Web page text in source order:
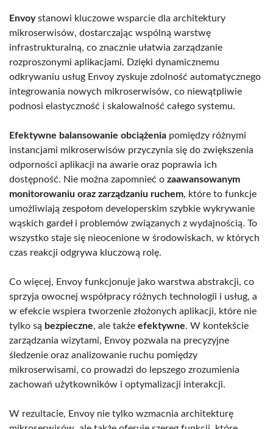
Envoystanowi kluczowe wsparcie dla architektury
mikroserwisów, dostarczając wspólną warstwę
infrastrukturalną, co znacznie ułatwia zarządzanie
rozproszonymi aplikacjami. Dzięki dynamicznemu
odkrywaniu usług Envoy zyskuje zdolność automatycznego
integrowania nowych mikroserwisów, co niewątpliwie
podnosi elastyczność i skalowalność całego systemu.
Efektywne balansowanie obciążenia pomiędzy różnymi
instancjami mikroserwisów przyczynia się do zwiększenia
odporności aplikacji na awarie oraz poprawia ich
dostępność. Nie można zapomnieć o zaawansowanym
monitorowaniu oraz zarządzaniu ruchem, które to funkcje
umożliwiają zespołom developerskim szybkie wykrywanie
wąskich gardeł i problemów związanych z wydajnością. To
wszystko staje się nieocenione w środowiskach, w których
czas reakcji odgrywa kluczową rolę.
Co więcej, Envoy funkcjonuje jako warstwa abstrakcji, co
sprzyja owocnej współpracy różnych technologii i usług, a
w efekcie wspiera tworzenie złożonych aplikacji, które nie
tylko są bezpieczne, ale także efektywne. W kontekście
zarządzania wizytami, Envoy pozwala na precyzyjne
śledzenie oraz analizowanie ruchu pomiędzy
mikroserwisami, co prowadzi do lepszego zrozumienia
zachowań użytkowników i optymalizacji interakcji.
W rezultacie, Envoy nie tylko wzmacnia architekturę